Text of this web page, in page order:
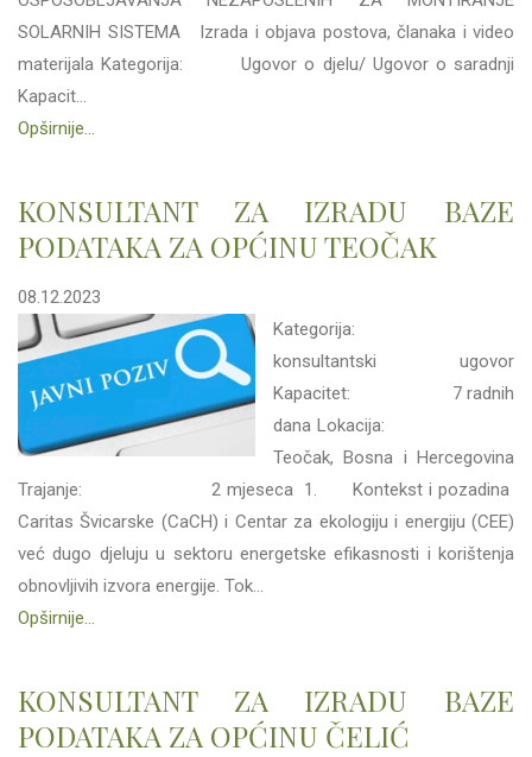
SOLARNIH SISTEMA Izrada i objava postova, članaka i video
materijala Kategorija: Ugovor o djelu/ Ugovor o saradnji
Kapacit...
Opširnije...
KONSULTANT ZA IZRADU BAZE
PODATAKA ZA OPĆINU TEOČAK
08.12.2023
Kategorija:
konsultantski ugovor
Kapacitet: 7 radnih
dana Lokacija:
Teočak, Bosna i Hercegovina
Trajanje: 2 mjeseca 1. Kontekst i pozadina
Caritas Švicarske (CaCH) i Centar za ekologiju i energiju (CEE)
već dugo djeluju u sektoru energetske efikasnosti i korištenja
obnovljivih izvora energije. Tok...
Opširnije...
KONSULTANT ZA IZRADU BAZE
PODATAKA ZA OPĆINU ČELIĆ